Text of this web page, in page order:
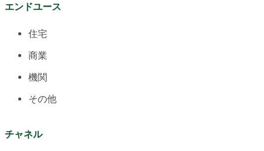
エンドユース
住宅
商業
機関
その他
チャネル